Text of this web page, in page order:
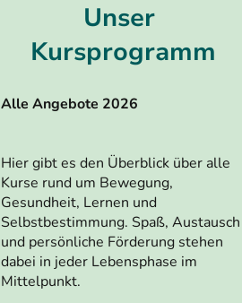
Unser
Kursprogramm
Alle Angebote 2026
Hier gibt es den Überblick über alle
Kurse rund um Bewegung,
Gesundheit, Lernen und
Selbstbestimmung. Spaß, Austausch
und persönliche Förderung stehen
dabei in jeder Lebensphase im
Mittelpunkt.